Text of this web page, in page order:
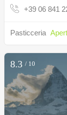
+39 06 841
Pasticceria
8.3 / 10